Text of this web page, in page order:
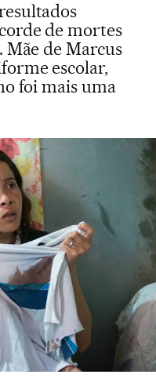
de mortes
de Marcus
escolar,
foi mais uma